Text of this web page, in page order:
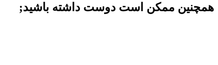
همچنین ممکن است دوست داشته باشید;